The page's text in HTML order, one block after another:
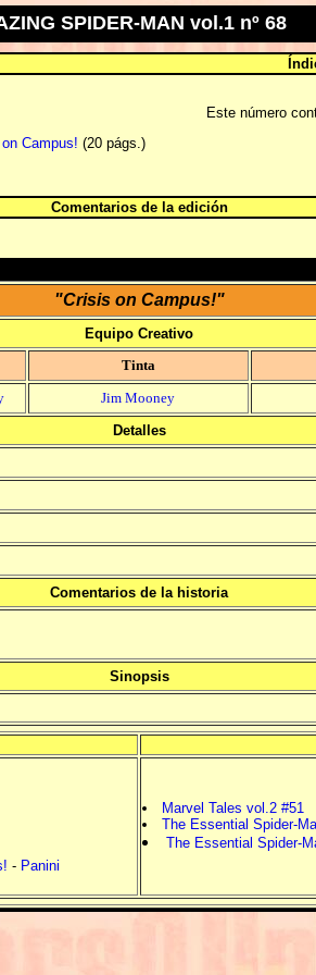
SPIDER-MAN vol.1 nº 68
Este número
Campus! (20 págs.)
Comentarios de la edición
"Crisis on Campus!"
Equipo Creativo
Tinta
Jim Mooney
Detalles
Comentarios de la historia
Sinopsis
- Panini
Marvel Tales vol.2 #51
The Essential Spider-
The Essential Spider-